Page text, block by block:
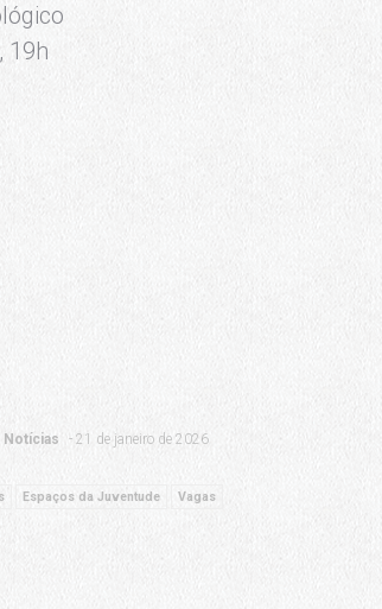
19h
Notícias 21 de janeiro de 2026
Espaços da Juventude Vagas